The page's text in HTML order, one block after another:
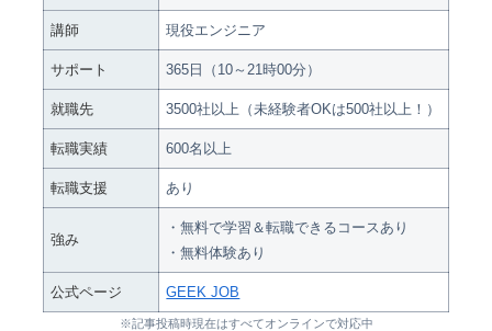
講師 現役エンジニア
サポート 365日（10～21時00分）
就職先 3500社以上（未経験者OKは500社以上！）
転職実績 600名以上
転職支援 あり
強み
・無料で学習＆転職できるコースあり
・無料体験あり
公式ページ GEEK JOB
※記事投稿時現在はすべてオンラインで対応中